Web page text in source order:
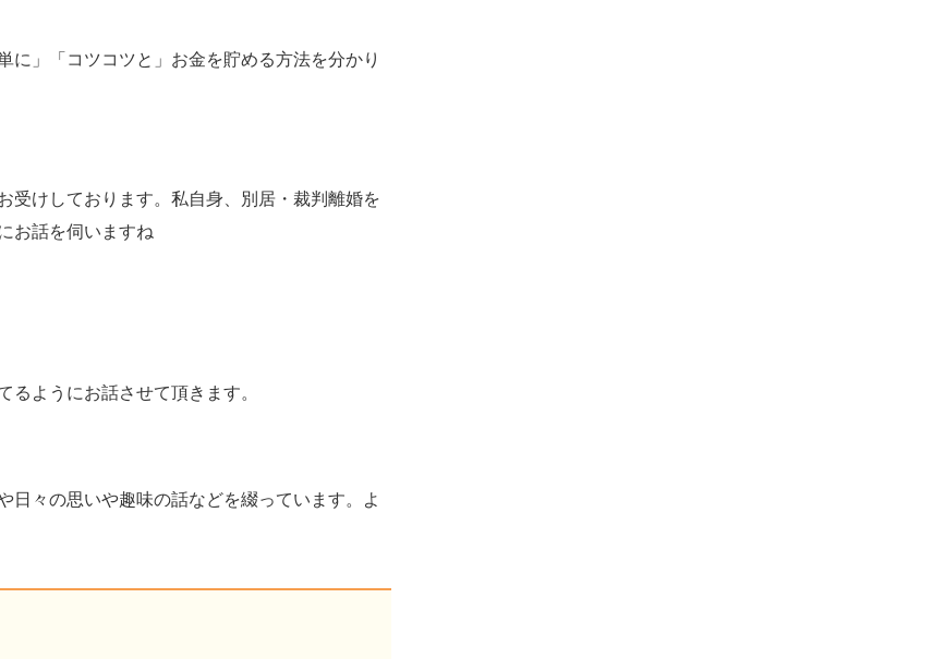
に」「コツコツと」お金を貯める方法を分かり
受けしております。私自身、別居・裁判離婚を
お話を伺いますね
るようにお話させて頂きます。
日々の思いや趣味の話などを綴っています。よ